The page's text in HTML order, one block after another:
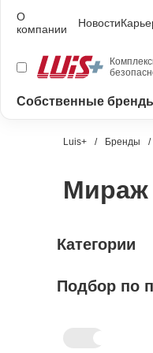
О
компании
Новости
Собственные
Luis+ Бренды
Мираж
Категории
охранно-
источники
Подбор по